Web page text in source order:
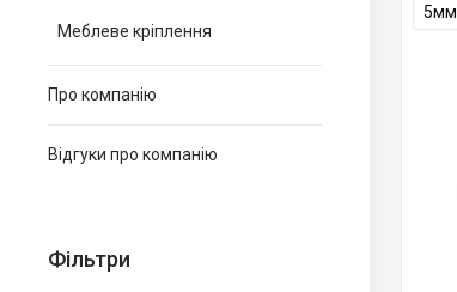
Меблеве кріплення
Про компанію
Відгуки про компанію
Фільтри
5мм